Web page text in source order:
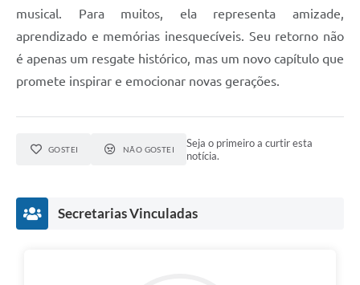
musical. Para muitos, ela representa amizade,
aprendizado e memórias inesquecíveis. Seu retorno não
é apenas um resgate histórico, mas um novo capítulo que
promete inspirar e emocionar novas gerações.
GOSTEI NÃO GOSTEI
Seja o primeiro a curtir esta
notícia.
Secretarias Vinculadas